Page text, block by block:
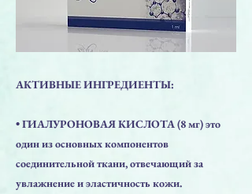
АКТИВНЫЕ ИНГРЕДИЕНТЫ:
• ГИАЛУРОНОВАЯ КИСЛОТА (8 мг) это
один из основных компонентов
соединительной ткани, отвечающий за
увлажнение и эластичность кожи.